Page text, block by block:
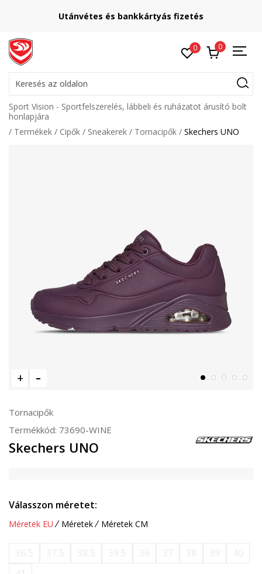
Utánvétes és bankkártyás fizetés
0 0
Keresés az oldalon
Sport Vision - Sportfelszerelés, lábbeli és ruházatot árusító bolt
honlapjára
Termékek
Cipők Sneakerek Tornacipők Skechers UNO
Tornacipők
Termékkód: 73690-WINE
Skechers UNO
Válasszon méretet:
Méretek EU Méretek Méretek CM